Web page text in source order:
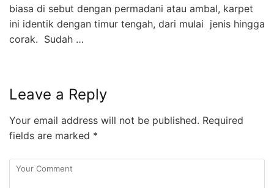
biasa di sebut dengan permadani atau ambal, karpet
ini identik dengan timur tengah, dari mulai jenis hingga
corak. Sudah …
Leave a Reply
Your email address will not be published. Required
fields are marked *